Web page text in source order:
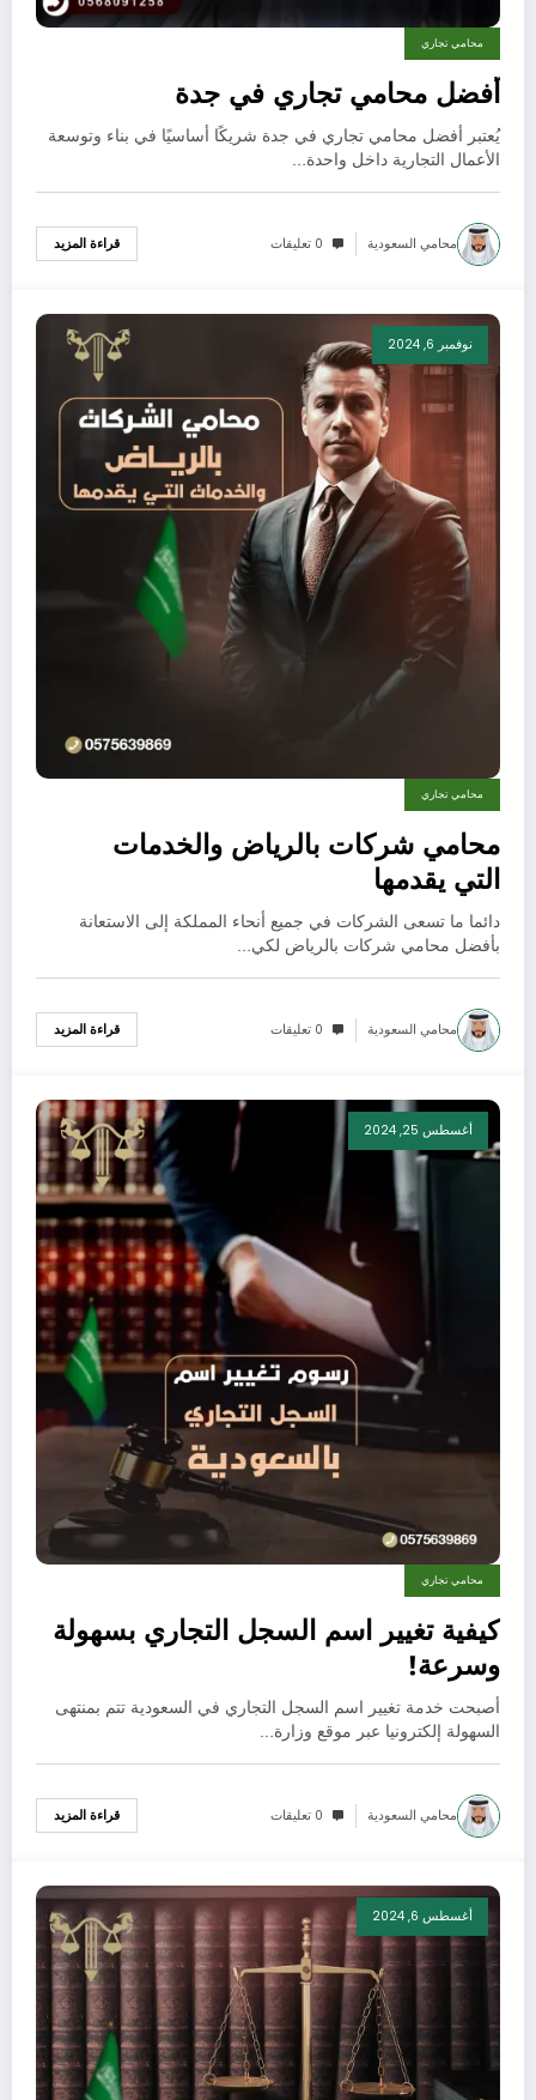
محامي تجاري
أفضل محامي تجاري في جدة
يُعتبر أفضل محامي تجاري في جدة شريكًا أساسيًا في بناء وتوسعة
الأعمال التجارية داخل واحدة…
محامي السعودية 0 تعليقات قراءة المزيد
نوفمبر 6, 2024
محامي تجاري
محامي شركات بالرياض والخدمات
التي يقدمها
دائما ما تسعى الشركات في جميع أنحاء المملكة إلى الاستعانة
بأفضل محامي شركات بالرياض لكي…
محامي السعودية 0 تعليقات قراءة المزيد
أغسطس 25, 2024
محامي تجاري
كيفية تغيير اسم السجل التجاري بسهولة
وسرعة!
أصبحت خدمة تغيير اسم السجل التجاري في السعودية تتم بمنتهى
السهولة إلكترونيا عبر موقع وزارة…
محامي السعودية 0 تعليقات قراءة المزيد
أغسطس 6, 2024